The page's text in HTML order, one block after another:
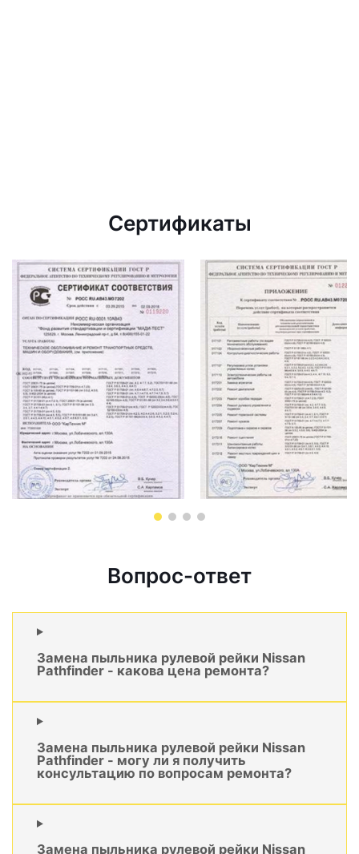
Сертификаты
Вопрос-ответ
Замена пыльника рулевой рейки Nissan
Pathfinder - какова цена ремонта?
Замена пыльника рулевой рейки Nissan
Pathfinder - могу ли я получить
консультацию по вопросам ремонта?
Замена пыльника рулевой рейки Nissan